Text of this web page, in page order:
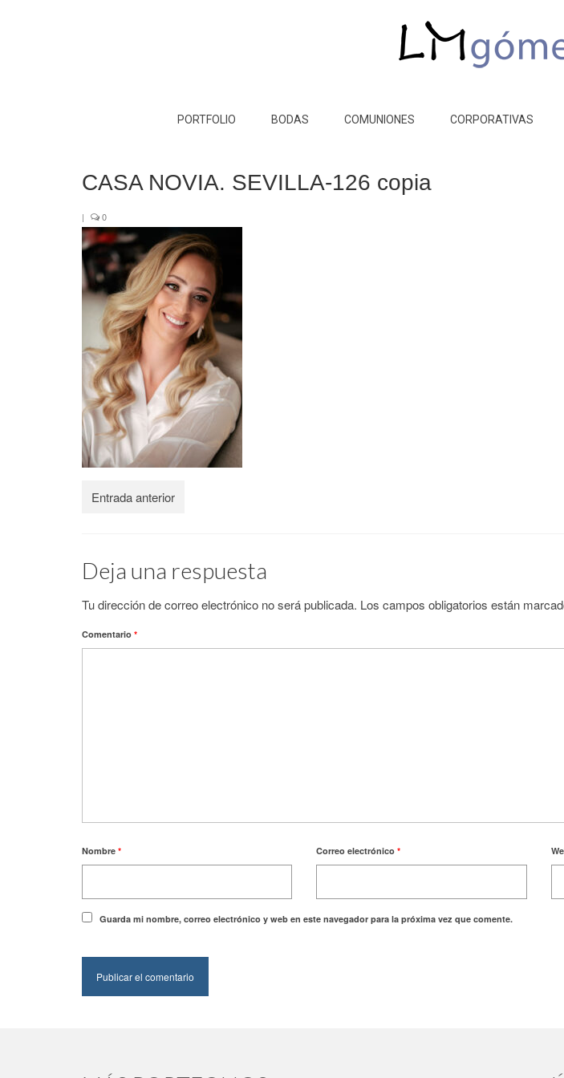
PORTFOLIO BODAS COMUNIONES CORPORATIVAS
CASA NOVIA. SEVILLA-126 copia
| 0
Entrada anterior
Deja una respuesta
Tu dirección de correo electrónico no será publicada. Los campos obligatorios están
Comentario *
Nombre * Correo electrónico*
Guarda mi nombre, correo electrónico y web en este navegador para la próxima vez que comente.